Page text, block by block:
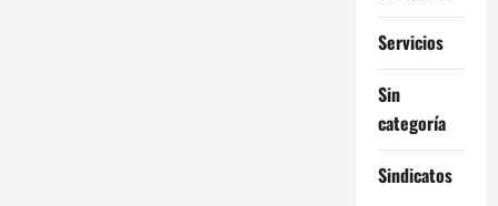
Servicios
Sin
categoría
Sindicatos